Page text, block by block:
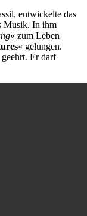
entwickelte das
Musik. In ihm
« zum Leben
« gelungen.
Er darf